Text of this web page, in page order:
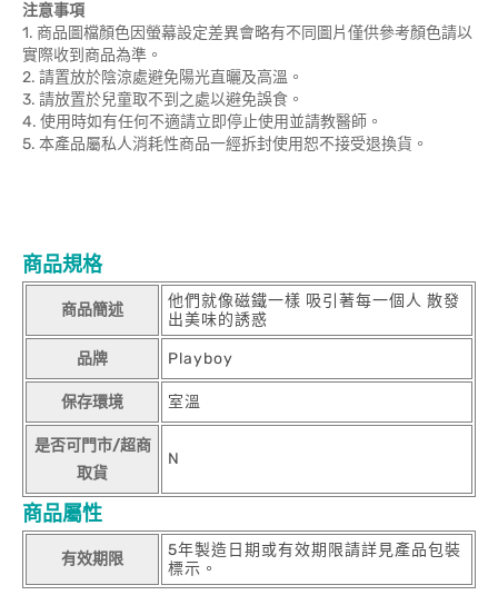
注意事項
1. 商品圖檔顏色因螢幕設定差異會略有不同圖片僅供參考顏色請以
實際收到商品為準。
2. 請置放於陰涼處避免陽光直曬及高溫。
3. 請放置於兒童取不到之處以避免誤食。
4. 使用時如有任何不適請立即停止使用並請教醫師。
5. 本產品屬私人消耗性商品一經拆封使用恕不接受退換貨。
商品規格
商品簡述
他們就像磁鐵一樣 吸引著每一個人 散發
出美味的誘惑
品牌 Playboy
保存環境 室溫
是否可門市/超商
取貨
N
商品屬性
有效期限
5年製造日期或有效期限請詳見產品包裝
標示。